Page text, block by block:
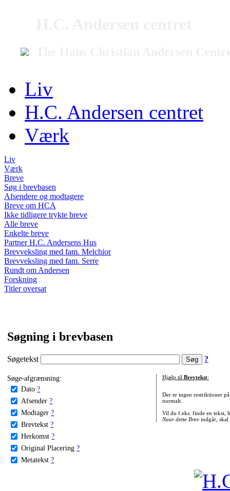
Liv
H.C. Andersen centret
Værk
Liv
Værk
Breve
Søg i brevbasen
Afsendere og modtagere
Breve om HCA
Ikke tidligere trykte breve
Alle breve
Enkelte breve
Partner H.C. Andersens Hus
Brevveksling med fam. Melchior
Brevveksling med fam. Serre
Rundt om Andersen
Forskning
Titler oversat
Søgning i brevbasen
Søgetekst ?
Søge-afgrænsning:
Dato ?
Afsender ?
Modtager ?
Brevtekst ?
Herkomst ?
Original Placering ?
Metatekst ?
Hjælp til Brevtekst:
Der er ingen restriktioner
normalt.
Vil du f.eks. finde en tekst,
Naar dette Brevindgår, skal